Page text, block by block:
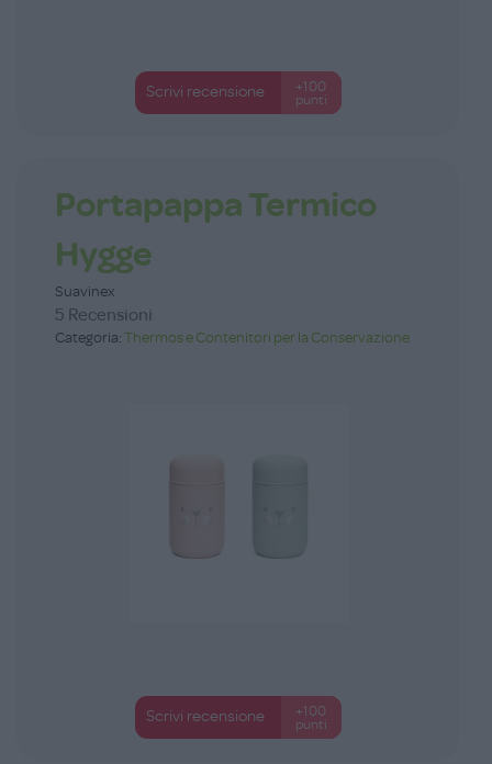
Scrivi recensione
+100
punti
Portapappa Termico
Hygge
Suavinex
5 Recensioni
Categoria:Thermos e Contenitori per la Conservazione
Scrivi recensione
+100
punti